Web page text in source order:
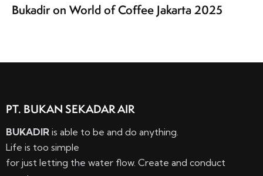
Bukadir on World of Coffee Jakarta 2025
PT. BUKAN SEKADAR AIR
BUKADIR is able to be and do anything.
Life is too simple
for just letting the water flow. Create and conduct